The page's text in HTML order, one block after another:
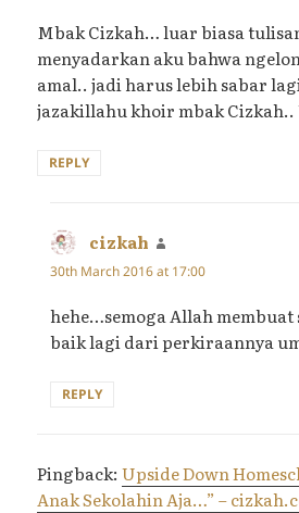
Mbak Cizkah… luar biasa
menyadarkan aku bahwa
amal.. jadi harus lebih sabar
jazakillahu khoir mbak Cizkah..
REPLY
cizkah
30th March 2016 at 17:00
hehe…semoga Allah membuat
baik lagi dari perkiraannya
REPLY
Pingback:Upside Down
Anak Sekolahin Aja…” –